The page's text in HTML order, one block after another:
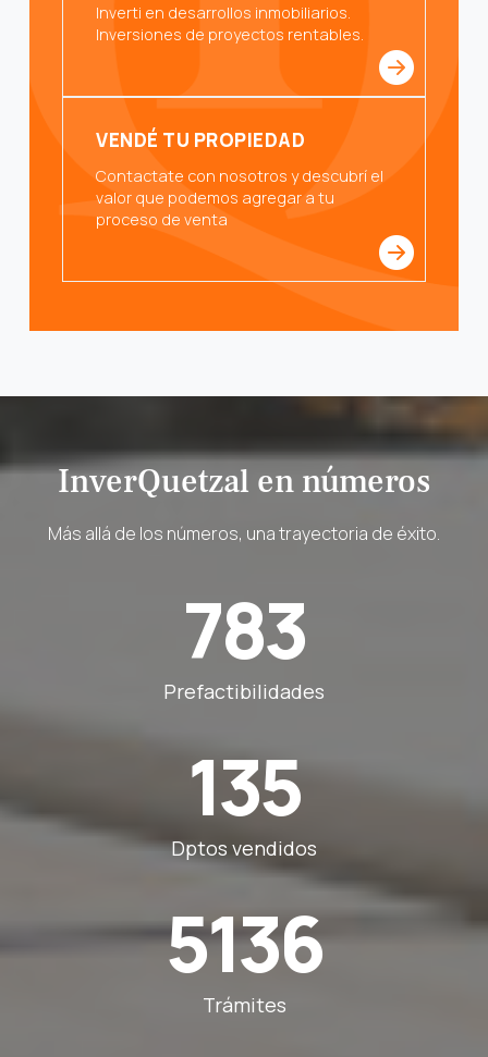
Inverti en desarrollos inmobiliarios.
Inversiones de proyectos rentables.
VENDÉ TU PROPIEDAD
Contactate con nosotros y descubrí el
valor que podemos agregar a tu
proceso de venta
InverQuetzal en números
Más allá de los números, una trayectoria de éxito.
783
Prefactibilidades
135
Dptos vendidos
5136
Trámites